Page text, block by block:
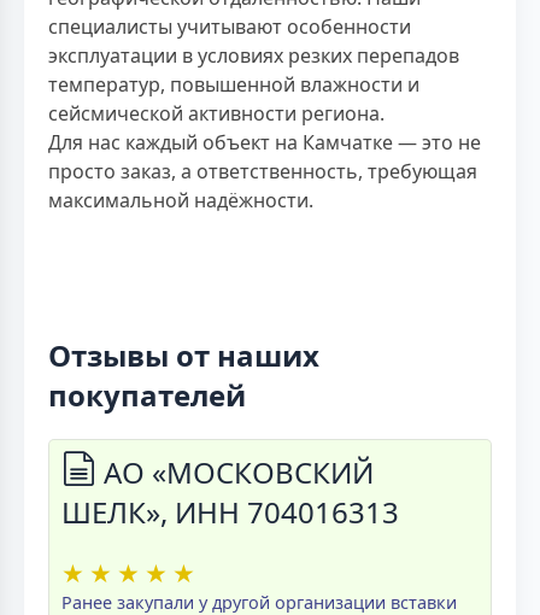
специалисты учитывают особенности
эксплуатации в условиях резких перепадов
температур, повышенной влажности и
сейсмической активности региона.
Для нас каждый объект на Камчатке — это не
просто заказ, а ответственность, требующая
максимальной надёжности.
Отзывы от наших
покупателей
АО «МОСКОВСКИЙ
ШЕЛК», ИНН 704016313
★ ★ ★ ★ ★
Ранее закупали у другой организации вставки